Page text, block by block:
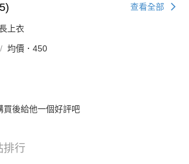
查看全部
上衣
均價．450
買後給他一個好評吧
排行